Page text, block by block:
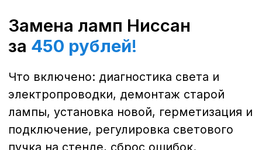
Современное решение для любых
моделей Nissan. Экономичны,
быстро включаются, обеспечивают
чёткий контур светового пятна и
габаритные огни.Чаще всего
используются лампы типоразмера
H8, H3 или W5W. Меняются
одновременно с основной оптикой,
чтобы сохранить единый стиль и